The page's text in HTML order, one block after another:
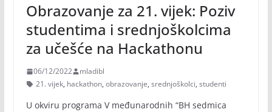
Obrazovanje za 21. vijek: Poziv
studentima i srednjoškolcima
za učešće na Hackathonu
06/12/2022
mladibl
21. vijek, hackathon, obrazovanje, srednjoškolci, studenti
U okviru programa V međunarodnih “BH sedmica